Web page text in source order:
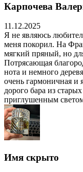
Карпочева
11.12.2025
Я не являюсь
меня покорил. На
мягкий пряный, но
Потрясающая
нота и немного
очень гармоничная и
дорого бара из
приглушенным
Имя скрыто